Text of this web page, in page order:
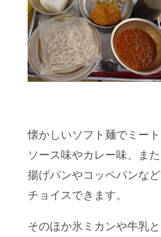
懐かしいソフト麺でミート
ソース味やカレー味、また
揚げパンやコッペパンなど
チョイスできます。
そのほか氷ミカンや牛乳と